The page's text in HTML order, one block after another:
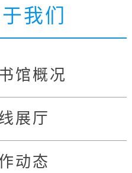
我们
馆概况
展厅
动态